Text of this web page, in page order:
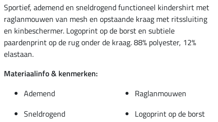
Sportief, ademend en sneldrogend functioneel kindershirt met
raglanmouwen van mesh en opstaande kraag met ritssluiting
en kinbeschermer. Logoprint op de borst en subtiele
paardenprint op de rug onder de kraag. 88% polyester, 12%
elastaan.
Materiaalinfo & kenmerken:
Ademend
Raglanmouwen
Sneldrogend
Logoprint op de borst